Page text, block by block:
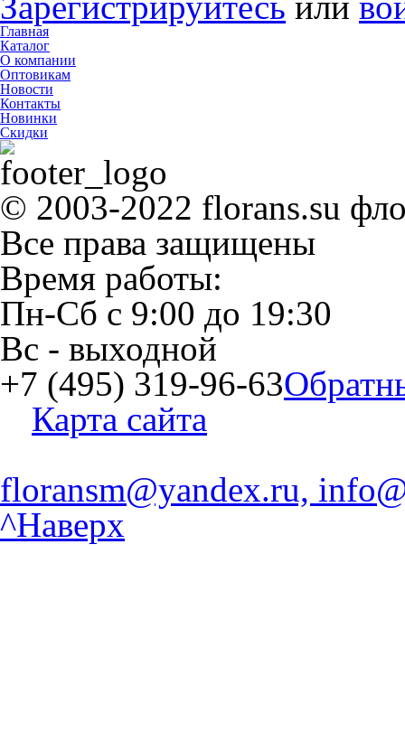
Главная
Каталог
О компании
Оптовикам
Новости
Контакты
Новинки
Скидки
© 2003-2022 florans.su
Все права защищены
Время работы:
Пн-Сб с 9:00 до 19:30
Вс - выходной
+7 (495) 319-96-63
Карта сайта
floransm@yandex.ru,
^Наверх